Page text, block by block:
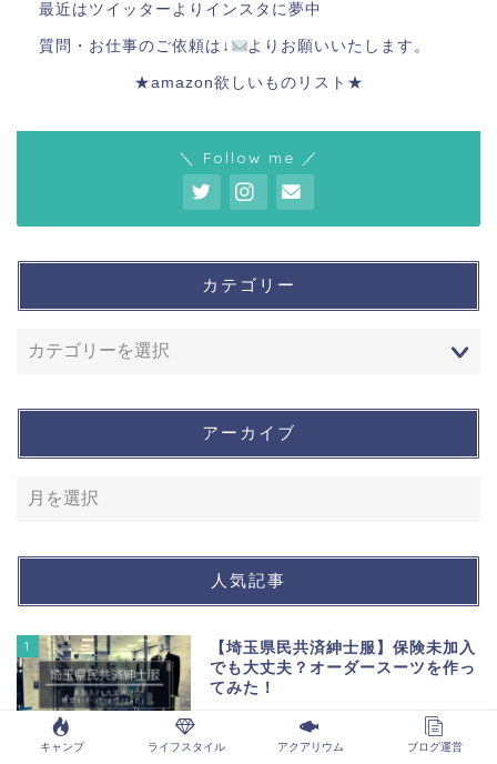
最近はツイッターよりインスタに夢中
質問・お仕事のご依頼は↓ よりお願いいたします。
★amazon欲しいものリスト★
＼ Follow me ／
カテゴリー
アーカイブ
人気記事
1
【埼玉県民共済紳士服】保険未加入
でも大丈夫？オーダースーツを作っ
てみた！
46363view
キャンプ ライフスタイル アクアリウム ブログ運営